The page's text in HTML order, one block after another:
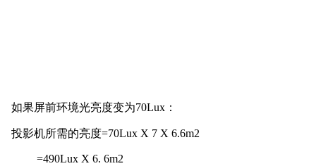
如果屏前环境光亮度变为70Lux：
投影机所需的亮度=70Lux X 7 X 6.6m2
=490Lux X 6. 6m2